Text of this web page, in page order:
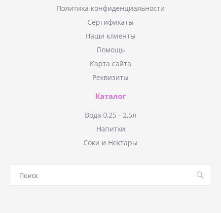
Политика конфиденциальности
Сертификаты
Наши клиенты
Помощь
Карта сайта
Реквизиты
Каталог
Вода 0,25 - 2,5л
Напитки
Соки и Нектары